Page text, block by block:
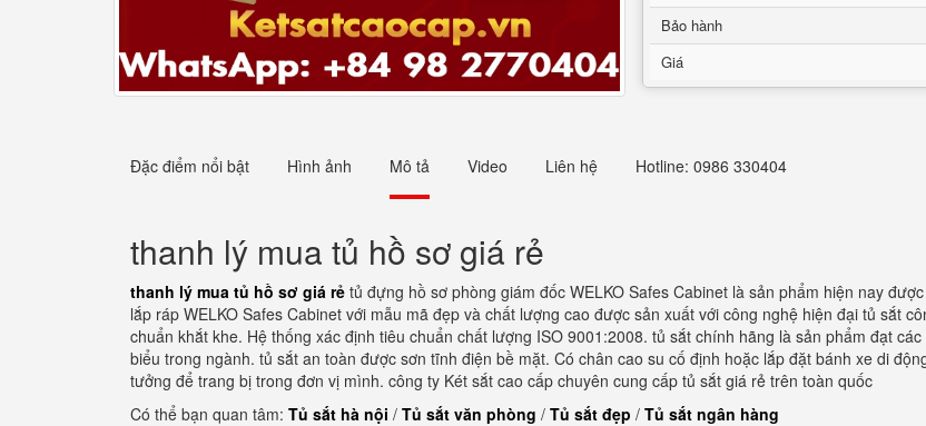
Bảo hành
Giá
Đặc điểm nổi bật Hình ảnh Mô tả Video Liên hệ Hotline: 0986 330404
thanh lý mua tủ hồ sơ giá rẻ
thanh lý mua tủ hồ sơ giá rẻ tủ đựng hồ sơ phòng giám đốc WELKO Safes Cabinet là sản phẩm hiện nay
lắp ráp WELKO Safes Cabinet với mẫu mã đẹp và chất lượng cao được sản xuất với công nghệ hiện đại tủ sắt
chuẩn khắt khe. Hệ thống xác định tiêu chuẩn chất lượng ISO 9001:2008. tủ sắt chính hãng là sản phẩm đạt
biểu trong ngành. tủ sắt an toàn được sơn tĩnh điện bề mặt. Có chân cao su cố định hoặc lắp đặt bánh xe di
tưởng để trang bị trong đơn vị mình. công ty Két sắt cao cấp chuyên cung cấp tủ sắt giá rẻ trên toàn quốc
Có thể bạn quan tâm: Tủ sắt hà nội / Tủ sắt văn phòng / Tủ sắt đẹp / Tủ sắt ngân hàng